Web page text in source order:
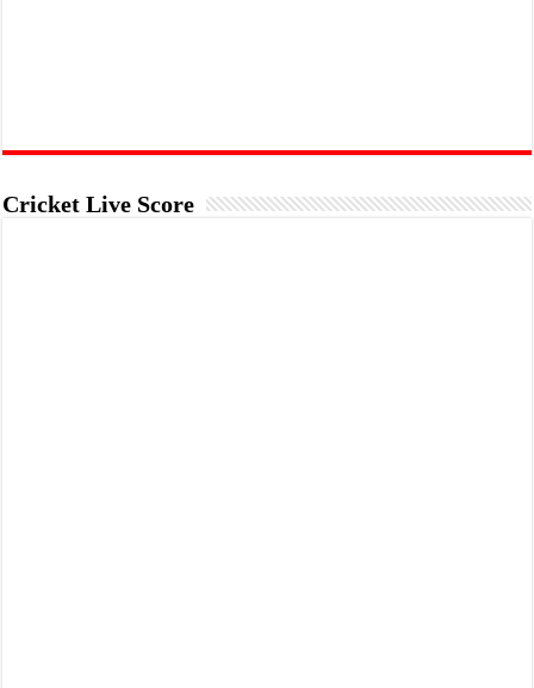
Cricket Live Score